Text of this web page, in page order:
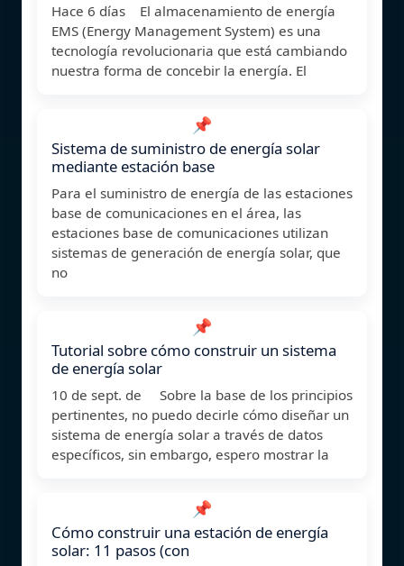
Hace 6 días El almacenamiento de energía
EMS (Energy Management System) es una
tecnología revolucionaria que está cambiando
nuestra forma de concebir la energía. El
📌
Sistema de suministro de energía solar
mediante estación base
Para el suministro de energía de las estaciones
base de comunicaciones en el área, las
estaciones base de comunicaciones utilizan
sistemas de generación de energía solar, que
no
📌
Tutorial sobre cómo construir un sistema
de energía solar
10 de sept. de Sobre la base de los principios
pertinentes, no puedo decirle cómo diseñar un
sistema de energía solar a través de datos
específicos, sin embargo, espero mostrar la
📌
Cómo construir una estación de energía
solar: 11 pasos (con